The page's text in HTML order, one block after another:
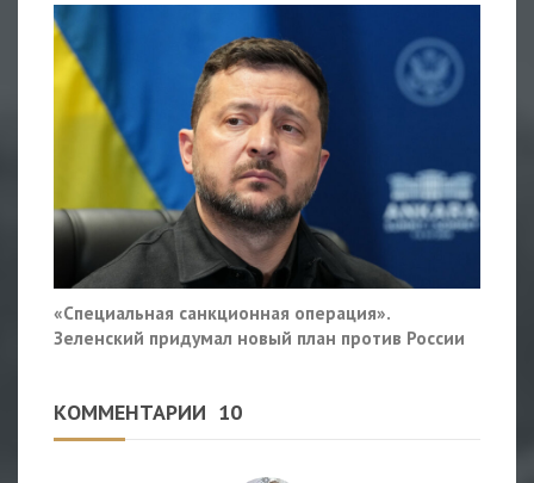
«Специальная санкционная операция».
Зеленский придумал новый план против России
КОММЕНТАРИИ 10